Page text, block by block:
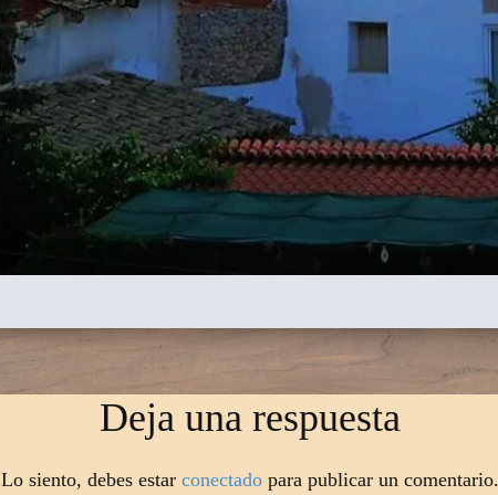
Deja una respuesta
Lo siento, debes estar conectado para publicar un comentario.